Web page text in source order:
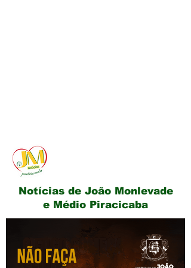
Notícias de João Monlevade
e Médio Piracicaba